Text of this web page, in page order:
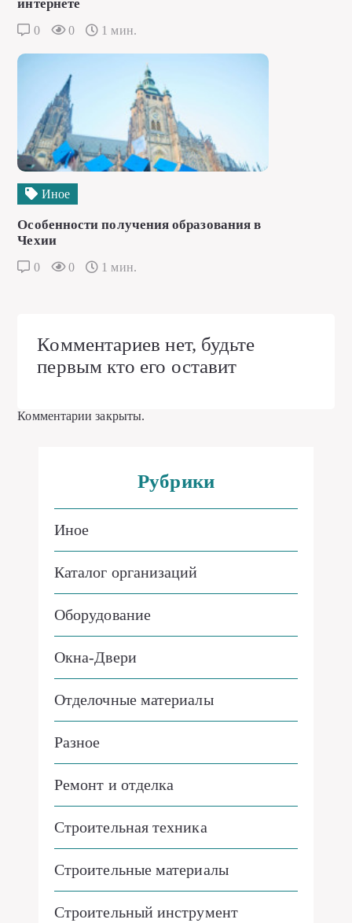
интернете
0 0 1 мин.
Иное
Особенности получения образования в
Чехии
0 0 1 мин.
Комментариев нет, будьте
первым кто его оставит
Комментарии закрыты.
Рубрики
Иное
Каталог организаций
Оборудование
Окна-Двери
Отделочные материалы
Разное
Ремонт и отделка
Строительная техника
Строительные материалы
Строительный инструмент